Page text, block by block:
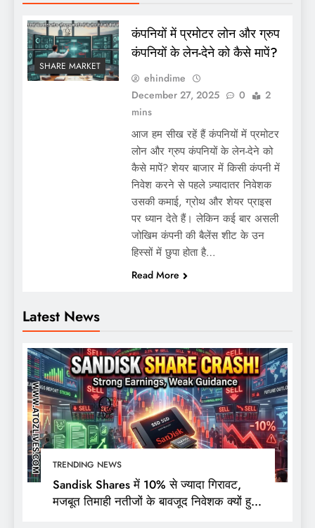
Latest News
TRENDING NEWS
Sandisk Shares में 10% से ज्यादा गिरावट,
मजबूत तिमाही नतीजों के बावजूद निवेशक क्यों हुए
SHARE MARKET
कंपनियों में प्रमोटर लोन और ग्रुप
कंपनियों के लेन-देने को कैसे मापें?
ehindime
December 27, 2025
0
2
mins
आज हम सीख रहें हैं कंपनियों में प्रमोटर
लोन और ग्रुप कंपनियों के लेन-देने को
कैसे मापें? शेयर बाजार में किसी कंपनी में
निवेश करने से पहले ज़्यादातर निवेशक
उसकी कमाई, ग्रोथ और शेयर प्राइस
पर ध्यान देते हैं। लेकिन कई बार असली
जोखिम कंपनी की बैलेंस शीट के उन
हिस्सों में छुपा होता है…
Read More